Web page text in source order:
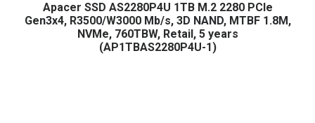
Apacer SSD AS2280P4U 1TB M.2 2280 PCIe
Gen3x4, R3500/W3000 Mb/s, 3D NAND, MTBF 1.8M,
NVMe, 760TBW, Retail, 5 years
(AP1TBAS2280P4U-1)